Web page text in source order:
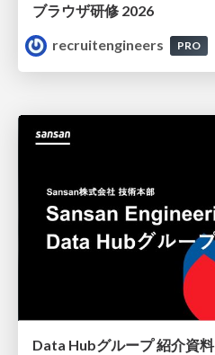
ブラウザ研修 2026
recruitengineers
PRO
Data Hubグループ 紹介資料